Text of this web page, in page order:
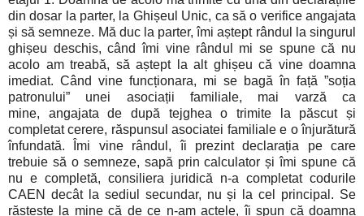
din dosar la parter, la Ghișeul Unic, ca să o verifice angajata
și să semneze. Mă duc la parter, îmi aștept rândul la singurul
ghișeu deschis, când îmi vine rândul mi se spune că nu
acolo am treabă, să aștept la alt ghișeu că vine doamna
imediat. Când vine funcționara, mi se bagă în față ”soția
patronului” unei asociații familiale, mai varză ca
mine, angajata de după tejghea o trimite la păscut și
completat cerere, răspunsul asociatei familiale e o înjurătură
înfundată. Îmi vine rândul, îi prezint declarația pe care
trebuie să o semneze, sapă prin calculator și îmi spune că
nu e completă, consiliera juridică n-a completat codurile
CAEN decât la sediul secundar, nu și la cel principal. Se
răstește la mine că de ce n-am actele, îi spun că doamna